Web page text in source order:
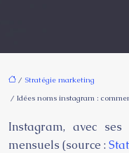
/ Stratégie marketing
/ Idées noms instagram :
Instagram, avec
mensuels (source :